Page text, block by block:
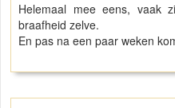
Helemaal mee eens, vaak
braafheid zelve.
En pas na een paar weken